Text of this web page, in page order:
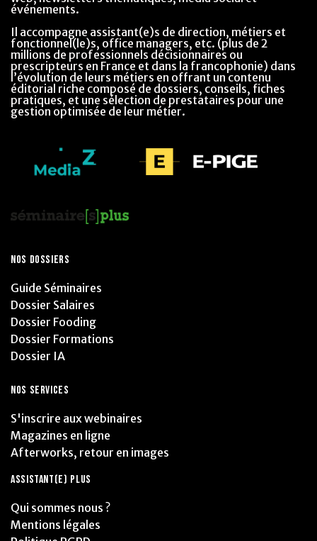
événements.
Il accompagne assistant(e)s de direction, métiers et
fonctionnel(le)s, office managers, etc. (plus de 2
millions de professionnels décisionnaires ou
prescripteurs en France et dans la francophonie) dans
l’évolution de leurs métiers en offrant un contenu
éditorial riche composé de dossiers, conseils, fiches
pratiques, et une sélection de prestataires pour une
gestion optimisée de leur métier.
NOS DOSSIERS
Guide Séminaires
Dossier Salaires
Dossier Fooding
Dossier Formations
Dossier IA
NOS SERVICES
S'inscrire aux webinaires
Magazines en ligne
Afterworks, retour en images
ASSISTANT(E) PLUS
Qui sommes nous ?
Mentions légales